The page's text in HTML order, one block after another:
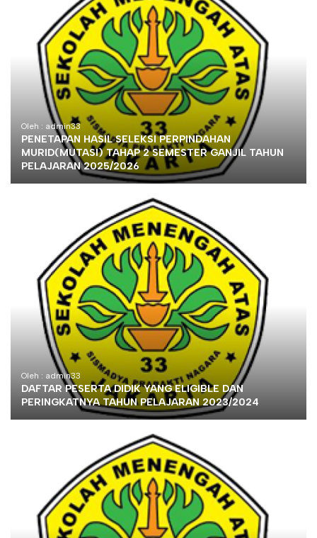
Oleh : admin33
PENETAPAN HASIL SELEKSI PERPINDAHAN
MURID(MUTASI) TAHAP 2 SEMESTER GANJIL TAHUN
PELAJARAN 2025/2026
Oleh : admin33
DAFTAR PESERTA DIDIK YANG ELIGIBLE DAN
PERINGKATNYA TAHUN PELAJARAN 2023/2024